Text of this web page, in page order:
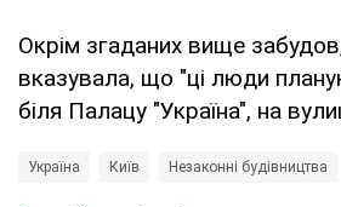
Окрім згаданих вище
вказувала, що "ці люди
біля Палацу "Україна", на
Україна Київ Незаконні будівництва